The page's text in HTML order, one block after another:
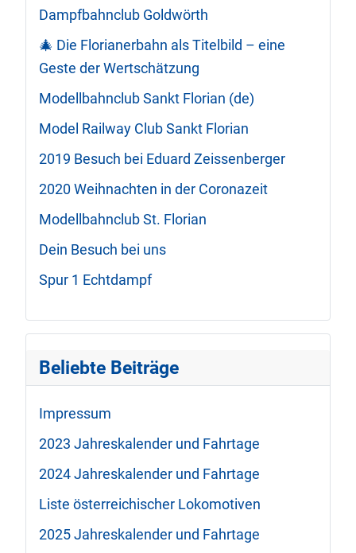
Dampfbahnclub Goldwörth
🎄 Die Florianerbahn als Titelbild – eine
Geste der Wertschätzung
Modellbahnclub Sankt Florian (de)
Model Railway Club Sankt Florian
2019 Besuch bei Eduard Zeissenberger
2020 Weihnachten in der Coronazeit
Modellbahnclub St. Florian
Dein Besuch bei uns
Spur 1 Echtdampf
Beliebte Beiträge
Impressum
2023 Jahreskalender und Fahrtage
2024 Jahreskalender und Fahrtage
Liste österreichischer Lokomotiven
2025 Jahreskalender und Fahrtage